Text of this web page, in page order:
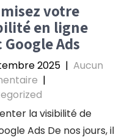
votre
en ligne
Google Ads
2025 | Aucun
|
la visibilité de
Ads De nos jours, il